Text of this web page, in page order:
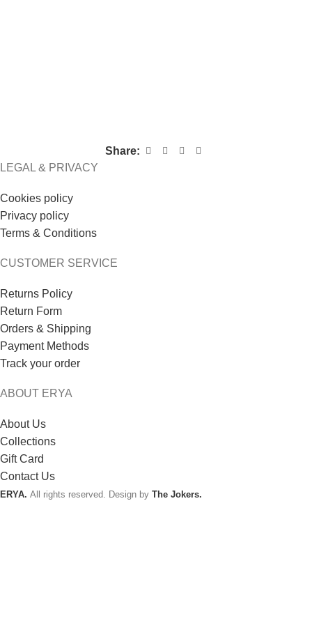
Share:
LEGAL & PRIVACY
Cookies policy
Privacy policy
Terms & Conditions
CUSTOMER SERVICE
Returns Policy
Return Form
Orders & Shipping
Payment Methods
Track your order
ABOUT ERYA
About Us
Collections
Gift Card
Contact Us
ERYA. All rights reserved. Design by The Jokers.